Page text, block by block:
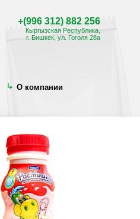
+(996 312) 882 256
Кыргызская Республика,
г. Бишкек, ул. Гоголя 28а
О компании